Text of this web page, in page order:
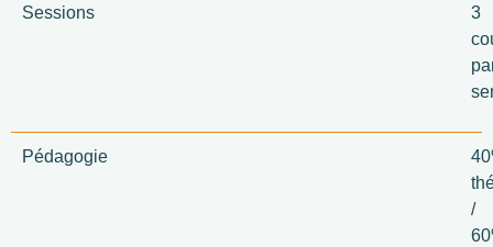
Sessions
3
Pédagogie
/